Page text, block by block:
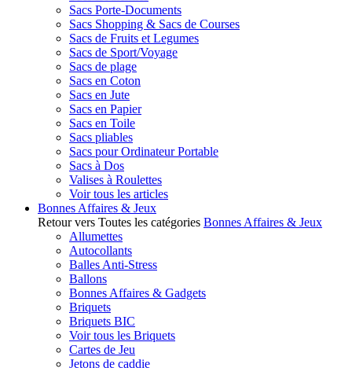
Sacs Porte-Documents
Sacs Shopping & Sacs de Courses
Sacs de Fruits et Legumes
Sacs de Sport/Voyage
Sacs de plage
Sacs en Coton
Sacs en Jute
Sacs en Papier
Sacs en Toile
Sacs pliables
Sacs pour Ordinateur Portable
Sacs à Dos
Valises à Roulettes
Voir tous les articles
Bonnes Affaires & Jeux
Retour vers Toutes les catégories Bonnes Affaires & Jeux
Allumettes
Autocollants
Balles Anti-Stress
Ballons
Bonnes Affaires & Gadgets
Briquets
Briquets BIC
Voir tous les Briquets
Cartes de Jeu
Jetons de caddie